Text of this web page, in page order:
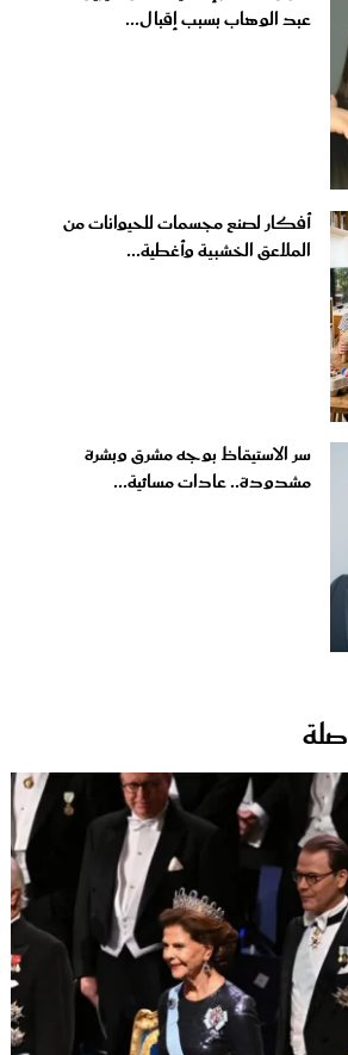
عبد الوهاب بسبب إقبال...
أفكار لصنع مجسمات للحيوانات من
الملاعق الخشبية وأغطية...
سر الاستيقاظ بوجه مشرق وبشرة
مشدودة.. عادات مسائية...